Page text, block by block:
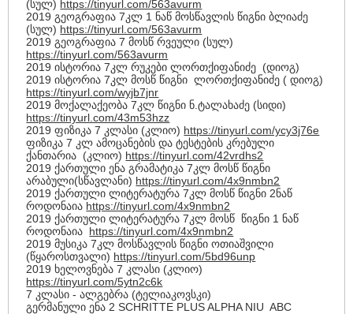
(სულ) https://tinyurl.com/563avurm
2019 გეოგრაფია 7კლ 1 ნაწ მოსწავლის წიგნი ბლიაძე
(სულ) https://tinyurl.com/563avurm
2019 გეოგრაფია 7 მოსწ რვეული (სულ)
https://tinyurl.com/563avurm
2019 ისტორია 7კლ რუკები ლორთქიფანიძე (დიოგ)
2019 ისტორია 7კლ მოსწ წიგნი ლორთქიფანიძე ( დიოგ)
https://tinyurl.com/wyjb7jnr
2019 მოქალაქეობა 7კლ წიგნი ნ.ტალახაძე (სიდი)
https://tinyurl.com/43m53hzz
2019 ფიზიკა 7 კლასი (კლიო) https://tinyurl.com/ycy3j76e
ფიზიკა 7 კლ ამოცანების და ტესტების კრებული
ქანთარია (კლიო) https://tinyurl.com/42vrdhs2
2019 ქართული ენა გრამატიკა 7კლ მოსწ წიგნი
არაბული(სწავლანი) https://tinyurl.com/4x9nmbn2
2019 ქართული ლიტერატურა 7კლ მოსწ წიგნი 2ნაწ
როდონაია https://tinyurl.com/4x9nmbn2
2019 ქართული ლიტერატურა 7კლ მოსწ წიგნი 1 ნაწ
როდონაია https://tinyurl.com/4x9nmbn2
2019 მუსიკა 7კლ მოსწავლის წიგნი ოთიაშვილი
(წყაროსთვალი) https://tinyurl.com/5bd96unp
2019 ხელოვნება 7 კლასი (კლიო)
https://tinyurl.com/5ytn2c6k
7 კლასი - ალგებრა (ტელიაკოვსკი)
გერმანული ენა 2 SCHRITTE PLUS ALPHA NIU ABC